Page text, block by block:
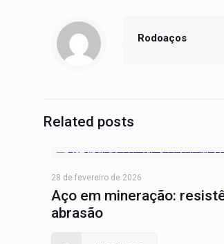
Rodoaços
Related posts
28 de fevereiro de 2026
Aço em mineração:
abrasão